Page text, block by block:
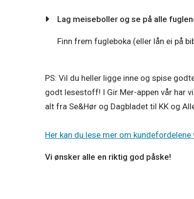
Lag meiseboller og se på alle
Finn frem fugleboka (eller lån ei på
PS: Vil du heller ligge inne og spise
godt lesestoff! I Gir Mer-appen vår har
alt fra Se&Hør og Dagbladet til KK og
Her kan du lese mer om kundefordelene
Vi ønsker alle en riktig god påske!